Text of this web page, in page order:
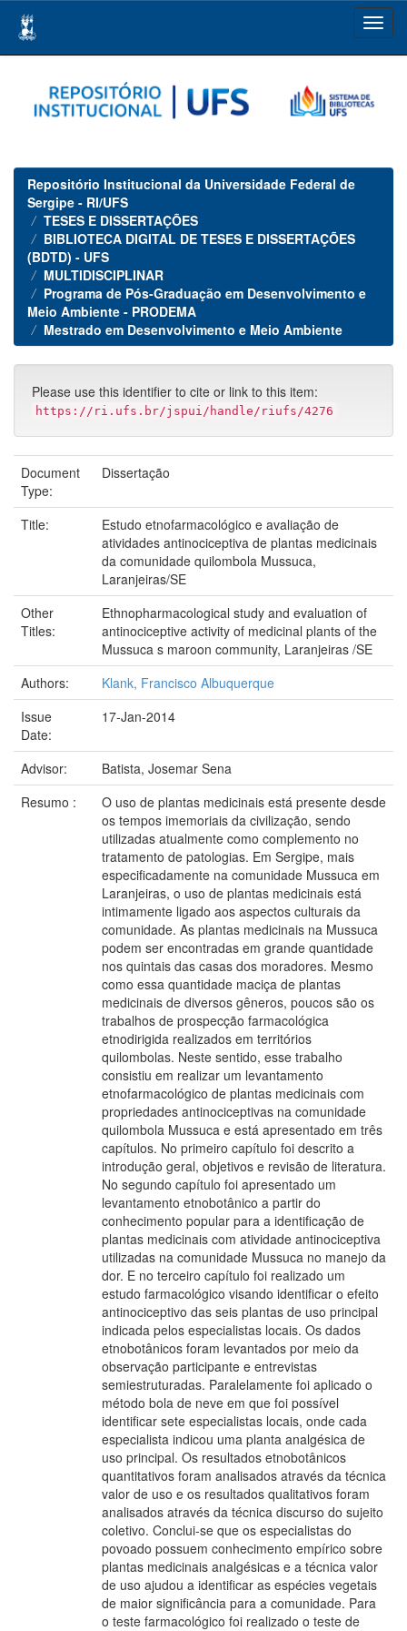
navigation
Repositório Institucional da Universidade Federal de
Sergipe - RI/UFS
TESES E DISSERTAÇÕES
BIBLIOTECA DIGITAL DE TESES E DISSERTAÇÕES
(BDTD) - UFS
MULTIDISCIPLINAR
Programa de Pós-Graduação em Desenvolvimento e
Meio Ambiente - PRODEMA
Mestrado em Desenvolvimento e Meio Ambiente
Please use this identifier to cite or link to this item:
https://ri.ufs.br/jspui/handle/riufs/4276
Document
Type:
Dissertação
Title:
Estudo etnofarmacológico e avaliação de
atividades antinociceptiva de plantas medicinais
da comunidade quilombola Mussuca,
Laranjeiras/SE
Other
Titles:
Ethnopharmacological study and evaluation of
antinociceptive activity of medicinal plants of the
Mussuca s maroon community, Laranjeiras /SE
Authors:
Klank, Francisco Albuquerque
Issue
Date:
17-Jan-2014
Advisor:
Batista, Josemar Sena
Resumo :
O uso de plantas medicinais está presente desde
os tempos imemoriais da civilização, sendo
utilizadas atualmente como complemento no
tratamento de patologias. Em Sergipe, mais
especificadamente na comunidade Mussuca em
Laranjeiras, o uso de plantas medicinais está
intimamente ligado aos aspectos culturais da
comunidade. As plantas medicinais na Mussuca
podem ser encontradas em grande quantidade
nos quintais das casas dos moradores. Mesmo
como essa quantidade maciça de plantas
medicinais de diversos gêneros, poucos são os
trabalhos de prospecção farmacológica
etnodirigida realizados em territórios
quilombolas. Neste sentido, esse trabalho
consistiu em realizar um levantamento
etnofarmacológico de plantas medicinais com
propriedades antinociceptivas na comunidade
quilombola Mussuca e está apresentado em três
capítulos. No primeiro capítulo foi descrito a
introdução geral, objetivos e revisão de literatura.
No segundo capítulo foi apresentado um
levantamento etnobotânico a partir do
conhecimento popular para a identificação de
plantas medicinais com atividade antinociceptiva
utilizadas na comunidade Mussuca no manejo da
dor. E no terceiro capítulo foi realizado um
estudo farmacológico visando identificar o efeito
antinociceptivo das seis plantas de uso principal
indicada pelos especialistas locais. Os dados
etnobotânicos foram levantados por meio da
observação participante e entrevistas
semiestruturadas. Paralelamente foi aplicado o
método bola de neve em que foi possível
identificar sete especialistas locais, onde cada
especialista indicou uma planta analgésica de
uso principal. Os resultados etnobotânicos
quantitativos foram analisados através da técnica
valor de uso e os resultados qualitativos foram
analisados através da técnica discurso do sujeito
coletivo. Conclui-se que os especialistas do
povoado possuem conhecimento empírico sobre
plantas medicinais analgésicas e a técnica valor
de uso ajudou a identificar as espécies vegetais
de maior significância para a comunidade. Para
o teste farmacológico foi realizado o teste de